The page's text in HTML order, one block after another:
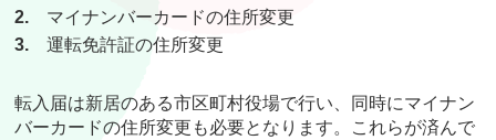
2.
マイナンバーカードの住所変更
3.
運転免許証の住所変更
転入届は新居のある市区町村役場で行い、同時にマイナン
バーカードの住所変更も必要となります。これらが済んで